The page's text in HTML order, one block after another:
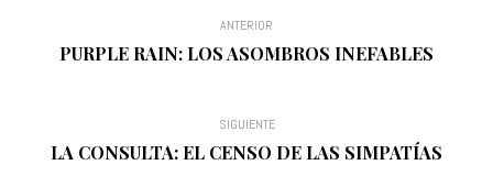
ANTERIOR
PURPLE RAIN: LOS ASOMBROS INEFABLES
SIGUIENTE
LA CONSULTA: EL CENSO DE LAS SIMPATÍAS